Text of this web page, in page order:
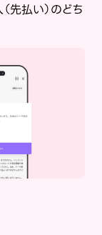
先払い）のどち